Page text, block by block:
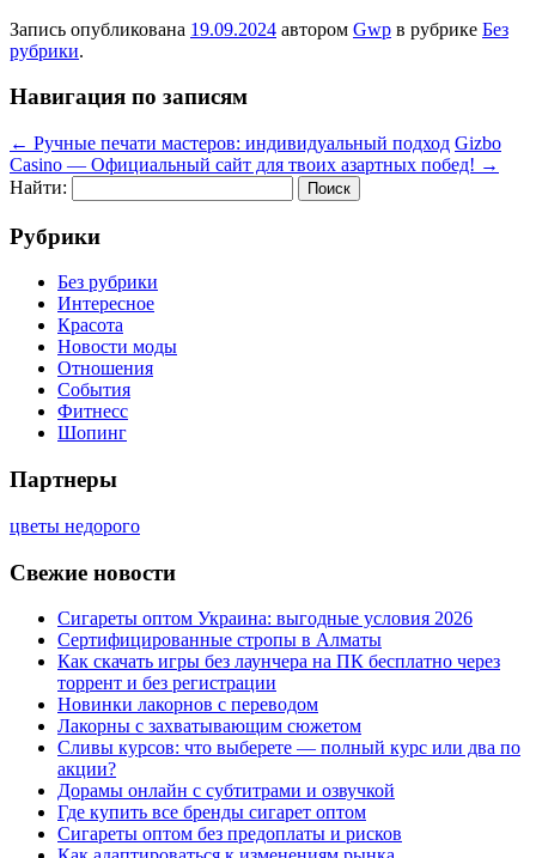
Запись опубликована 19.09.2024 автором Gwp в рубрике Без
рубрики.
Навигация по записям
← Ручные печати мастеров: индивидуальный подход Gizbo
Casino — Официальный сайт для твоих азартных побед! →
Найти:
Рубрики
Без рубрики
Интересное
Красота
Новости моды
Отношения
События
Фитнесс
Шопинг
Партнеры
цветы недорого
Свежие новости
Сигареты оптом Украина: выгодные условия 2026
Сертифицированные стропы в Алматы
Как скачать игры без лаунчера на ПК бесплатно через
торрент и без регистрации
Новинки лакорнов с переводом
Лакорны с захватывающим сюжетом
Сливы курсов: что выберете — полный курс или два по
акции?
Дорамы онлайн с субтитрами и озвучкой
Где купить все бренды сигарет оптом
Сигареты оптом без предоплаты и рисков